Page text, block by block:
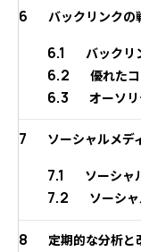
6 バックリンクの
6.1 バックリ
6.2 優れた
6.3 オーソ
7 ソーシャルメデ
7.1 ソーシャ
7.2 ソーシ
8 定期的な分析と